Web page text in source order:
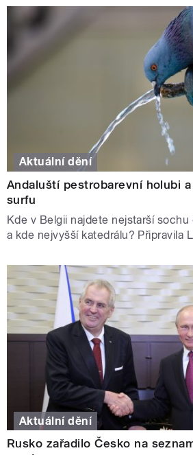
Aktuální dění
Andaluští pestrobarevní holubi
surfu
Kde v Belgii najdete nejstarší
a kde nejvyšší katedrálu? Připravila
Aktuální dění
Rusko zařadilo Česko na